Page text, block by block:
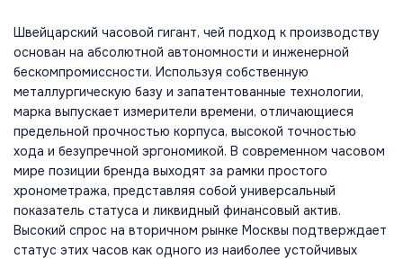
Швейцарский часовой гигант, чей подход к производству
основан на абсолютной автономности и инженерной
бескомпромиссности. Используя собственную
металлургическую базу и запатентованные технологии,
марка выпускает измерители времени, отличающиеся
предельной прочностью корпуса, высокой точностью
хода и безупречной эргономикой. В современном часовом
мире позиции бренда выходят за рамки простого
хронометража, представляя собой универсальный
показатель статуса и ликвидный финансовый актив.
Высокий спрос на вторичном рынке Москвы подтверждает
статус этих часов как одного из наиболее устойчивых